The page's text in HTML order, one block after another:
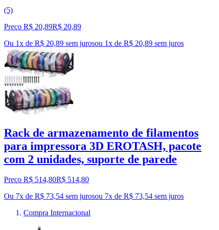
(5)
Preço R$ 20,89R$ 20,89
Ou 1x de R$ 20,89 sem jurosou 1x de R$ 20,89 sem juros
Rack de armazenamento de filamentos
para impressora 3D EROTASH, pacote
com 2 unidades, suporte de parede
Preço R$ 514,80R$ 514,80
Ou 7x de R$ 73,54 sem jurosou 7x de R$ 73,54 sem juros
Compra Internacional